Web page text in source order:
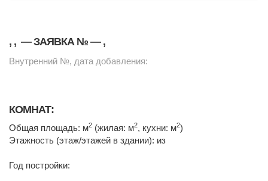
, , — ЗАЯВКА № — ,
Внутренний №, дата добавления:
КОМНАТ:
Общая площадь: м2 (жилая: м2, кухни: м2)
Этажность (этаж/этажей в здании): из
Год постройки: